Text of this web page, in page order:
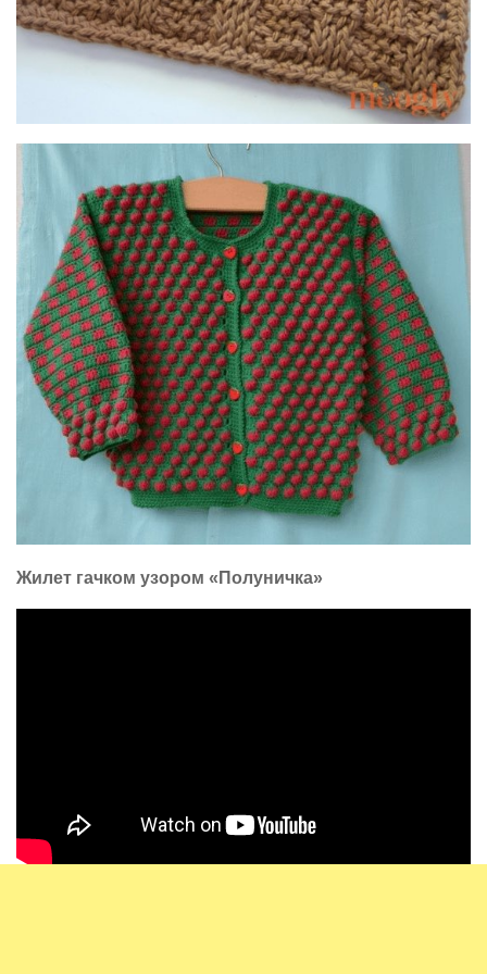
Жилет гачком узором «Полуничка»